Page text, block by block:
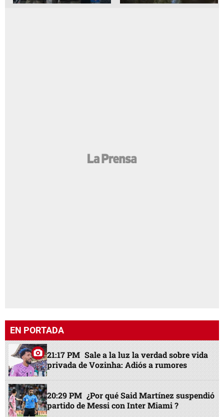
EN PORTADA
21:17 PM Sale a la luz la verdad sobre vida
privada de Vozinha: Adiós a rumores
20:29 PM ¿Por qué Said Martínez suspendió
partido de Messi con Inter Miami ?